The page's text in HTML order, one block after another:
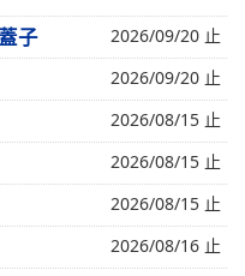
子 2026/09/20 止
2026/09/20 止
2026/08/15 止
2026/08/15 止
2026/08/15 止
2026/08/16 止